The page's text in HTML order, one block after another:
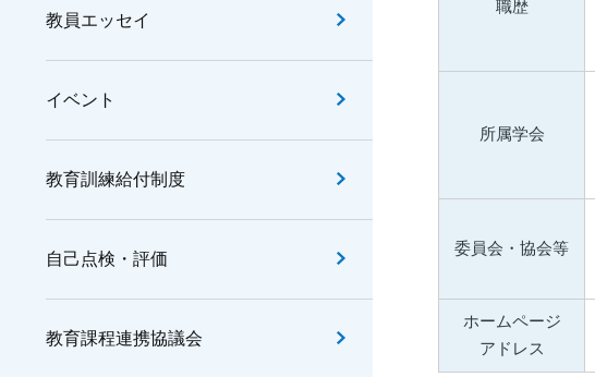
職歴
所属学会
委員会・協会等
ホームページ
アドレス
教員エッセイ
イベント
教育訓練給付制度
自己点検・評価
教育課程連携協議会